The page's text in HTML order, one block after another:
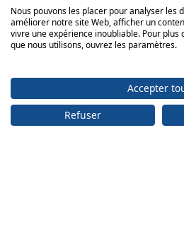
Nous pouvons les placer pour analyser les
améliorer notre site Web, afficher un
vivre une expérience inoubliable. Pour
que nous utilisons, ouvrez les paramètres.
Accepter
Refuser